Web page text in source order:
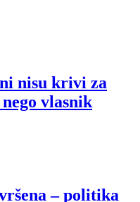
nisu krivi za
vlasnik
– politika